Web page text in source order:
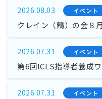
2026.08.03 イベント
クレイン（鶴）の会８
2026.07.31 イベント
第6回ICLS指導者養成
2026.07.31 イベント